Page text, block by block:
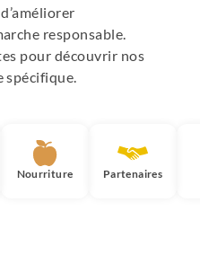
responsable.
pour découvrir nos
spécifique.
Nourriture Partenaires